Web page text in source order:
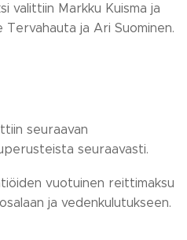
valittiin Markku Kuisma ja
Tervahauta ja Ari Suominen.
seuraavan
seuraavasti.
vuotuinen reittimaksu
ja vedenkulutukseen.